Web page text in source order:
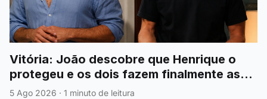
Vitória: João descobre que Henrique o
protegeu e os dois fazem finalmente as
pazes
5 Ago 2026 · 1 minuto de leitura